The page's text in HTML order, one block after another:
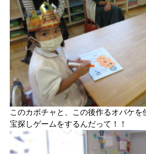
このカボチャと、この後作るオバケを
宝探しゲームをするんだって！！